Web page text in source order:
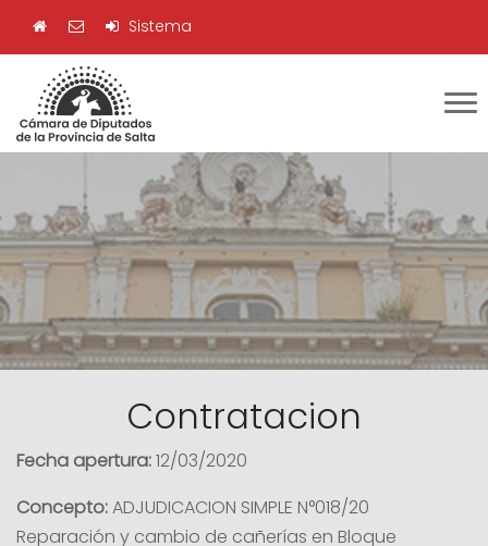
Sistema
Contratacion
Fecha apertura:12/03/2020
Concepto:ADJUDICACION SIMPLE N°018/20
Reparación y cambio de cañerías en Bloque